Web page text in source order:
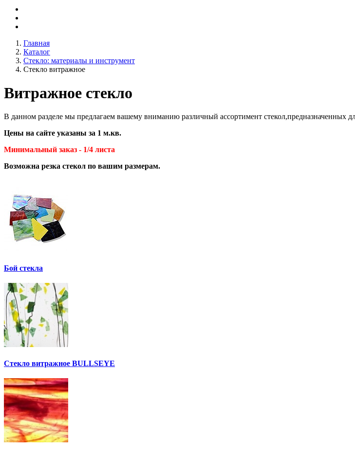
Главная
Каталог
Стекло: материалы и инструмент
Стекло витражное
Витражное стекло
В данном разделе мы предлагаем вашему вниманию различный ассортимент стекол,предназначенных
Цены на сайте указаны за 1 м.кв.
Минимальный заказ - 1/4 листа
Возможна резка стекол по вашим размерам.
Бой стекла
Стекло витражное BULLSEYE